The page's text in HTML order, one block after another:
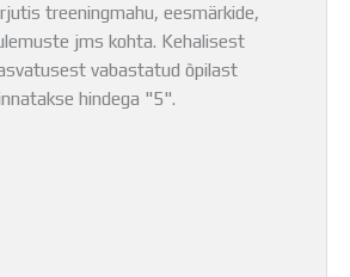
treeningmahu, eesmärkide,
jms kohta. Kehalisest
vabastatud õpilast
hindega "5".